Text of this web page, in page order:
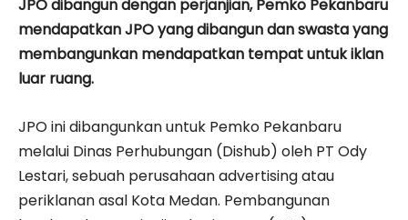
JPO dibangun dengan perjanjian, Pemko Pekanbaru
mendapatkan JPO yang dibangun dan swasta yang
membangunkan mendapatkan tempat untuk iklan
luar ruang.
JPO ini dibangunkan untuk Pemko Pekanbaru
melalui Dinas Perhubungan (Dishub) oleh PT Ody
Lestari, sebuah perusahaan advertising atau
periklanan asal Kota Medan. Pembangunan